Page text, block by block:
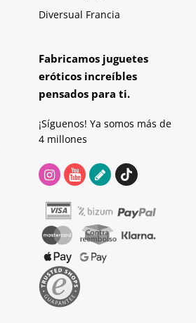
Diversual Francia
Fabricamos juguetes
eróticos increíbles
pensados para ti.
¡Síguenos! Ya somos más de
4 millones